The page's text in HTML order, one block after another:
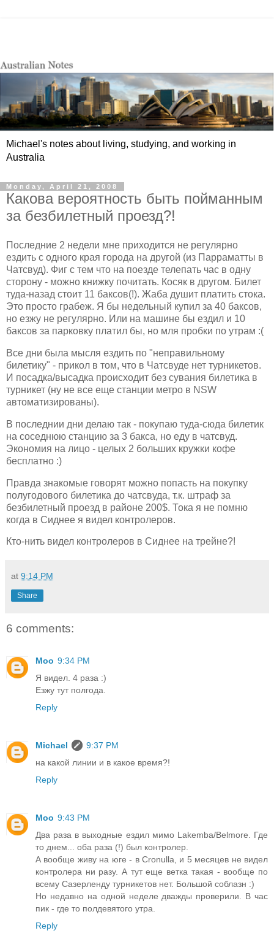
Michael's notes about living, studying, and working in
Australia
Monday, April 21, 2008
Какова вероятность быть пойманным
за безбилетный проезд?!
Последние 2 недели мне приходится не регулярно
ездить с одного края города на другой (из Парраматты в
Чатсвуд). Фиг с тем что на поезде телепать час в одну
сторону - можно книжку почитать. Косяк в другом. Билет
туда-назад стоит 11 баксов(!). Жаба душит платить стока.
Это просто грабеж. Я бы недельный купил за 40 баксов,
но езжу не регулярно. Или на машине бы ездил и 10
баксов за парковку платил бы, но мля пробки по утрам :(
Все дни была мысля ездить по "неправильному
билетику" - прикол в том, что в Чатсвуде нет турникетов.
И посадка/высадка происходит без сувания билетика в
турникет (ну не все еще станции метро в NSW
автоматизированы).
В последнии дни делаю так - покупаю туда-сюда билетик
на соседнюю станцию за 3 бакса, но еду в чатсвуд.
Экономия на лицо - целых 2 больших кружки кофе
бесплатно :)
Правда знакомые говорят можно попасть на покупку
полугодового билетика до чатсвуда, т.к. штраф за
безбилетный проезд в районе 200$. Тока я не помню
когда в Сиднее я видел контролеров.
Кто-нить видел контролеров в Сиднее на трейне?!
at 9:14 PM
Share
6 comments:
Moo 9:34 PM
Я видел. 4 раза :)
Езжу тут полгода.
Reply
Michael
9:37 PM
на какой линии и в какое время?!
Reply
Moo 9:43 PM
Два раза в выходные ездил мимо Lakemba/Belmore. Где
то днем... оба раза (!) был контролер.
А вообще живу на юге - в Cronulla, и 5 месяцев не видел
контролера ни разу. А тут еще ветка такая - вообще по
всему Сазерленду турникетов нет. Большой соблазн :)
Но недавно на одной неделе дважды проверили. В час
пик - где то полдевятого утра.
Reply